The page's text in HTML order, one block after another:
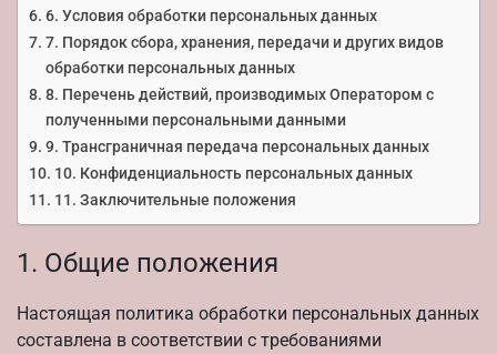
6. Условия обработки персональных данных
7. Порядок сбора, хранения, передачи и других видов
обработки персональных данных
8. Перечень действий, производимых Оператором с
полученными персональными данными
9. Трансграничная передача персональных данных
10. Конфиденциальность персональных данных
11. Заключительные положения
1. Общие положения
Настоящая политика обработки персональных данных
составлена в соответствии с требованиями